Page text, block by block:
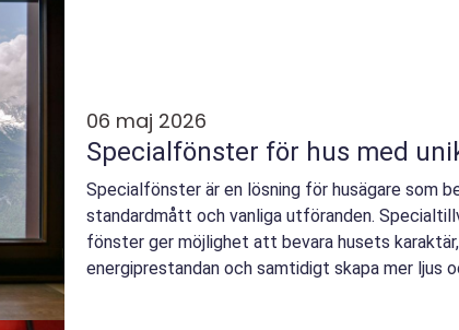
06 maj 2026
Specialfönster för hus med
Specialfönster är en lösning för husägare som
standardmått och vanliga utföranden.
fönster ger möjlighet att bevara husets
energiprestandan och samtidigt skapa mer ljus